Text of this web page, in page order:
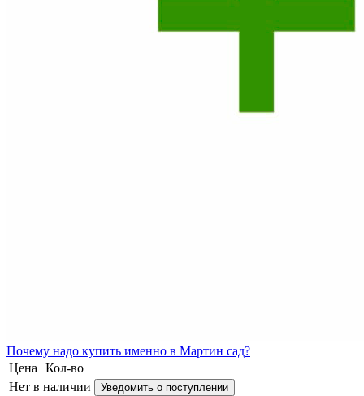
Почему надо купить именно в Мартин сад?
Цена
Кол-во
Нет в наличии
Уведомить о поступлении